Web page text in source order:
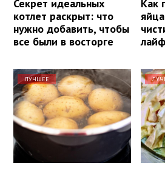
Секрет идеальных
котлет раскрыт: что
нужно добавить, чтобы
все были в восторге
Как
ЛУЧШЕЕ